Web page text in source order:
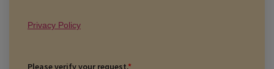
Privacy Policy
Please verify your request.*